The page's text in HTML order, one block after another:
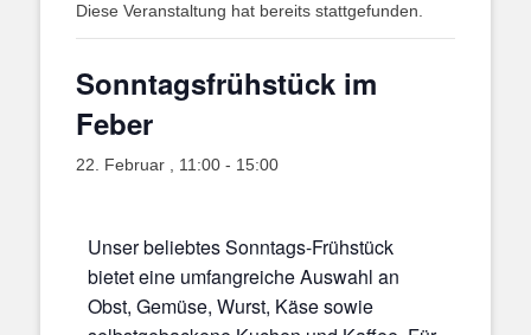
Diese Veranstaltung hat bereits stattgefunden.
Sonntagsfrühstück im
Feber
22. Februar , 11:00 - 15:00
Unser beliebtes Sonntags-Frühstück
bietet eine umfangreiche Auswahl an
Obst, Gemüse, Wurst, Käse sowie